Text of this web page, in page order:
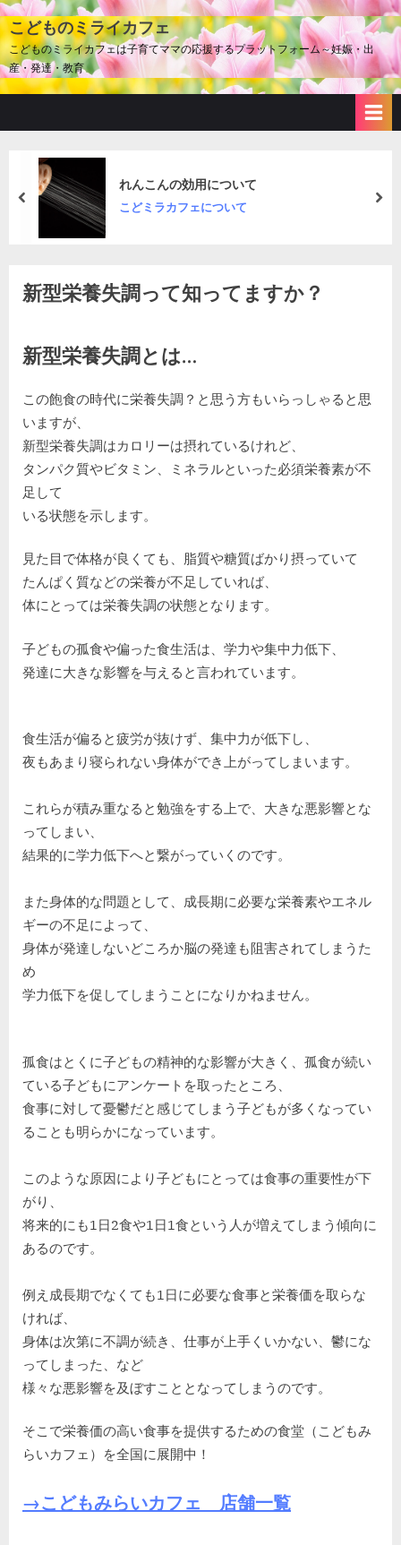
Skip
to
content
こどものミライカフェ
こどものミライカフェは子育てママの応援するプラットフォーム～妊娠・出
産・発達・教育
れんこんの効用について
こどミラカフェについて
prev
新型栄養失調って知ってますか？
on
型
栄
失
調
っ
っ
て
す
か？
へ
新型栄養失調とは…
この飽食の時代に栄養失調？と思う方もいらっしゃると思
いますが、
新型栄養失調はカロリーは摂れているけれど、
タンパク質やビタミン、ミネラルといった必須栄養素が不
足して
いる状態を示します。
見た目で体格が良くても、脂質や糖質ばかり摂っていて
たんぱく質などの栄養が不足していれば、
体にとっては栄養失調の状態となります。
子どもの孤食や偏った食生活は、学力や集中力低下、
発達に大きな影響を与えると言われています。
食生活が偏ると疲労が抜けず、集中力が低下し、
夜もあまり寝られない身体ができ上がってしまいます。
これらが積み重なると勉強をする上で、大きな悪影響とな
ってしまい、
結果的に学力低下へと繋がっていくのです。
また身体的な問題として、成長期に必要な栄養素やエネル
ギーの不足によって、
身体が発達しないどころか脳の発達も阻害されてしまうた
め
学力低下を促してしまうことになりかねません。
孤食はとくに子どもの精神的な影響が大きく、孤食が続い
ている子どもにアンケートを取ったところ、
食事に対して憂鬱だと感じてしまう子どもが多くなってい
ることも明らかになっています。
このような原因により子どもにとっては食事の重要性が下
がり、
将来的にも1日2食や1日1食という人が増えてしまう傾向に
あるのです。
例え成長期でなくても1日に必要な食事と栄養価を取らな
ければ、
身体は次第に不調が続き、仕事が上手くいかない、鬱にな
ってしまった、など
様々な悪影響を及ぼすこととなってしまうのです。
そこで栄養価の高い食事を提供するための食堂（こどもみ
らいカフェ）を全国に展開中！
→こどもみらいカフェ 店舗一覧